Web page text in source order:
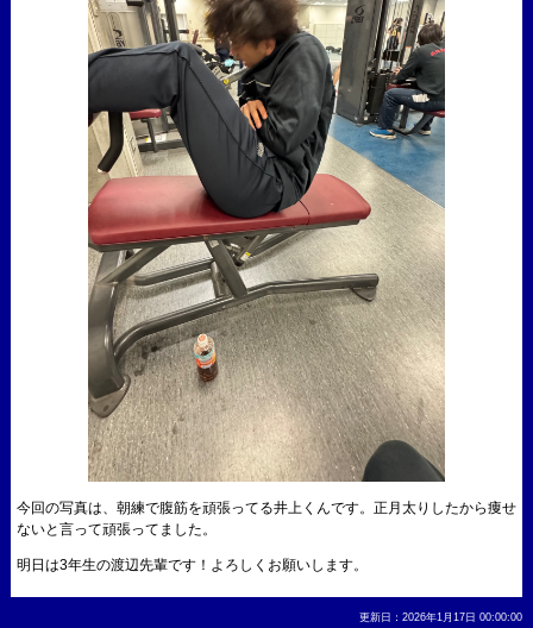
今回の写真は、朝練で腹筋を頑張ってる井上くんです。正月太りしたから痩せ
ないと言って頑張ってました。
明日は3年生の渡辺先輩です！よろしくお願いします。
更新日：2026年1月17日 00:00:00